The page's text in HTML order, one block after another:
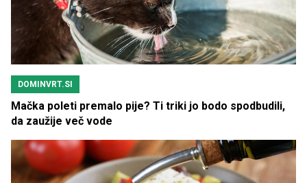
DOMINVRT.SI
Mačka poleti premalo pije? Ti triki jo bodo spodbudili,
da zaužije več vode